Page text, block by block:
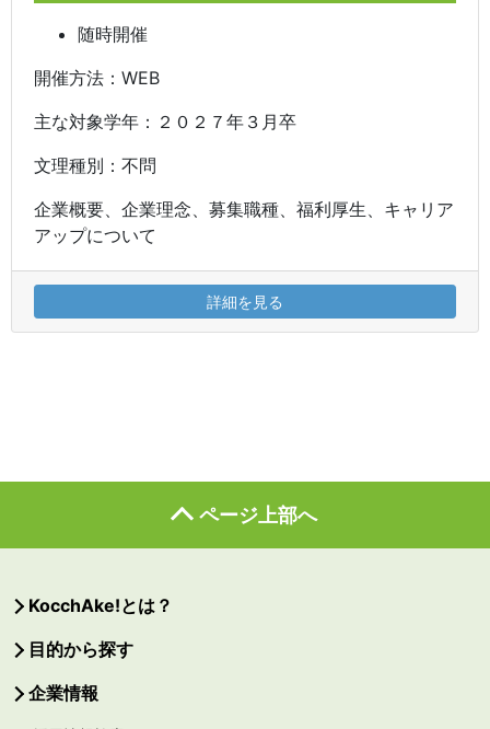
随時開催
開催方法：WEB
主な対象学年：２０２７年３月卒
文理種別：不問
企業概要、企業理念、募集職種、福利厚生、キャリア
アップについて
詳細を見る
ページ上部へ
KocchAke!とは？
目的から探す
企業情報